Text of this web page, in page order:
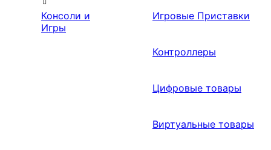
Консоли и
Игры
Игровые Приставки
Контроллеры
Цифровые товары
Виртуальные товары